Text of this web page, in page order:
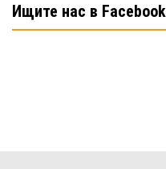
Ищите нас в Facebook